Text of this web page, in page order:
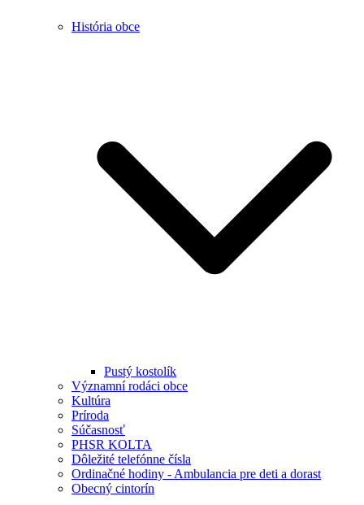
História obce
Pustý kostolík
Významní rodáci obce
Kultúra
Príroda
Súčasnosť
PHSR KOLTA
Dôležité telefónne čísla
Ordinačné hodiny - Ambulancia pre deti a dorast
Obecný cintorín